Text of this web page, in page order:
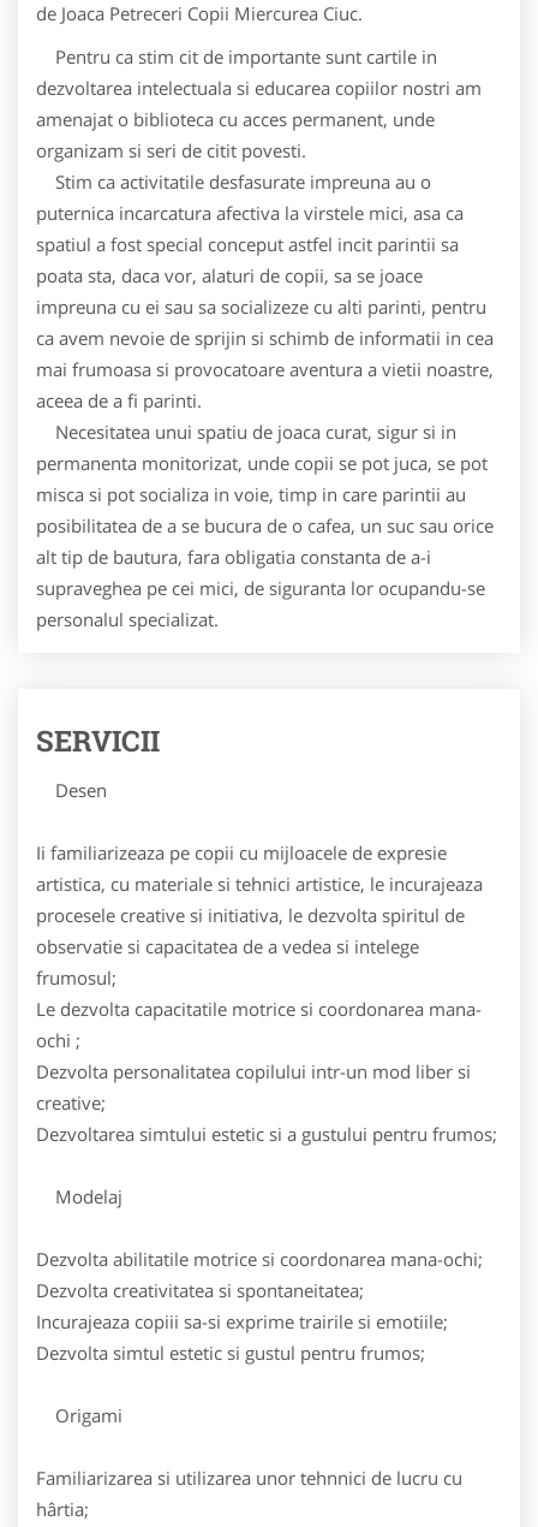
de Joaca Petreceri Copii Miercurea Ciuc.
Pentru ca stim cit de importante sunt cartile in
dezvoltarea intelectuala si educarea copiilor nostri am
amenajat o biblioteca cu acces permanent, unde
organizam si seri de citit povesti.
Stim ca activitatile desfasurate impreuna au o
puternica incarcatura afectiva la virstele mici, asa ca
spatiul a fost special conceput astfel incit parintii sa
poata sta, daca vor, alaturi de copii, sa se joace
impreuna cu ei sau sa socializeze cu alti parinti, pentru
ca avem nevoie de sprijin si schimb de informatii in cea
mai frumoasa si provocatoare aventura a vietii noastre,
aceea de a fi parinti.
Necesitatea unui spatiu de joaca curat, sigur si in
permanenta monitorizat, unde copii se pot juca, se pot
misca si pot socializa in voie, timp in care parintii au
posibilitatea de a se bucura de o cafea, un suc sau orice
alt tip de bautura, fara obligatia constanta de a-i
supraveghea pe cei mici, de siguranta lor ocupandu-se
personalul specializat.
SERVICII
Desen
Ii familiarizeaza pe copii cu mijloacele de expresie
artistica, cu materiale si tehnici artistice, le incurajeaza
procesele creative si initiativa, le dezvolta spiritul de
observatie si capacitatea de a vedea si intelege
frumosul;
Le dezvolta capacitatile motrice si coordonarea mana-
ochi ;
Dezvolta personalitatea copilului intr-un mod liber si
creative;
Dezvoltarea simtului estetic si a gustului pentru frumos;
Modelaj
Dezvolta abilitatile motrice si coordonarea mana-ochi;
Dezvolta creativitatea si spontaneitatea;
Incurajeaza copiii sa-si exprime trairile si emotiile;
Dezvolta simtul estetic si gustul pentru frumos;
Origami
Familiarizarea si utilizarea unor tehnnici de lucru cu
hârtia;